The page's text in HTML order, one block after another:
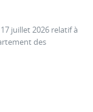
juillet 2026 relatif à
des